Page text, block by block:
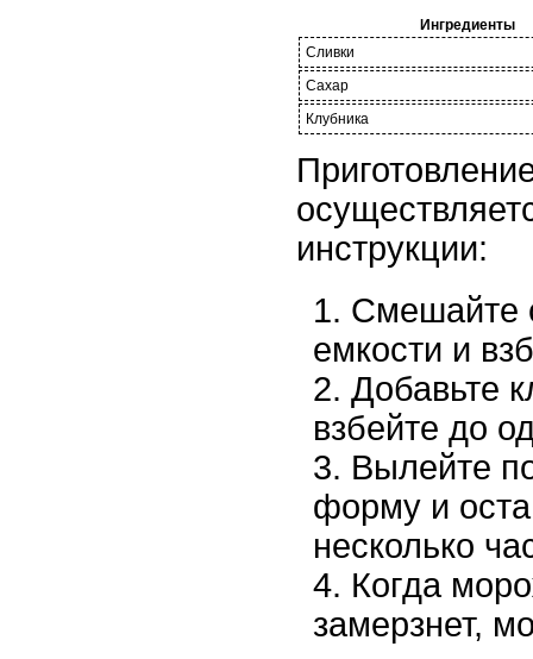
Ингредиенты
Сливки
Сахар
Клубника
инструкции:
Смешайте
емкости и
Добавьте
взбейте до
Вылейте
форму и
несколько
Когда
замерзнет,